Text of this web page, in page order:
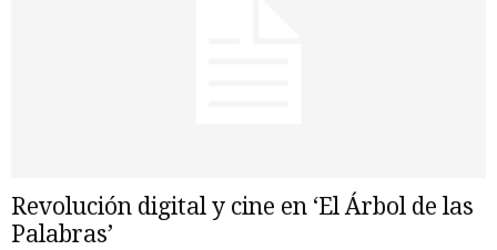
Revolución digital y cine en ‘El Árbol de las
Palabras’